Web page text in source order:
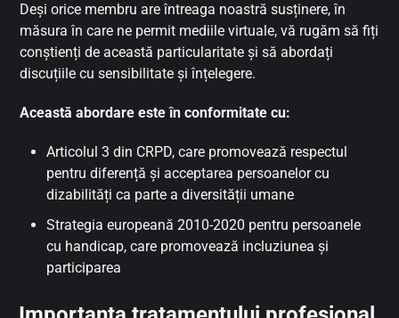
Deși orice membru are întreaga noastră susținere, în
măsura în care ne permit mediile virtuale, vă rugăm să fiți
conștienți de această particularitate și să abordați
discuțiile cu sensibilitate și înțelegere.
Această abordare este în conformitate cu:
Articolul 3 din CRPD, care promovează respectul
pentru diferență și acceptarea persoanelor cu
dizabilități ca parte a diversității umane
Strategia europeană 2010-2020 pentru persoanele
cu handicap, care promovează incluziunea și
participarea